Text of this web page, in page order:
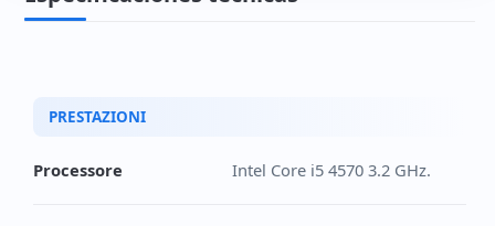
PRESTAZIONI
Processore Intel Core i5 4570 3.2 GHz.